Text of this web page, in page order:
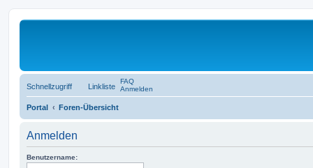
Schnellzugriff Linkliste
FAQ
Anmelden
Portal Foren-Übersicht
Anmelden
Benutzername: